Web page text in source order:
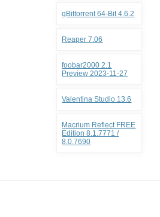
qBittorrent 64-Bit 4.6.2
Reaper 7.06
foobar2000 2.1
Preview 2023-11-27
Valentina Studio 13.6
Macrium Reflect FREE
Edition 8.1.7771 /
8.0.7690